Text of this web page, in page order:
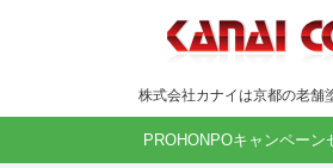
株式会社カナイは京都の老舗
PROHONPOキャンペーン